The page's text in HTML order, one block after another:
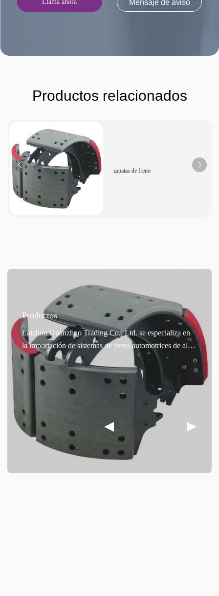
Llama ahora Mensaje de aviso
Productos relacionados
zapatas de freno
Productos
Laizhou Guanzhuo Trading Co., Ltd. se especializa en
la importación de sistemas de freno automotrices de alta
calidad y se enorgullece de presentar sus pastillas de
freno automotrices de alta gama. Aptas tanto para
turismos como para vehículos comerciales, estas pastillas
de freno se utilizan en un amplio mercado de Europa,
América, Australia, Asia Pacífico, Oriente Medio y
África. Fabricadas con procesos de producción
avanzados y equipos de precisión, estas pastillas
cumplen con estrictos estándares internacionales de
calidad y se someten a rigurosas pruebas de calidad.
Además, han superado la auditoría COP de VCA y la